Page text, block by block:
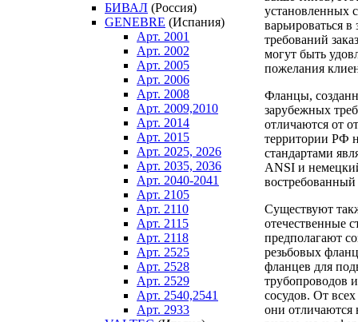
БИВАЛ (Россия)
GENEBRE (Испания)
Арт. 2001
Арт. 2002
Арт. 2005
Арт. 2006
Арт. 2008
Арт. 2009,2010
Арт. 2014
Арт. 2015
Арт. 2025, 2026
Арт. 2035, 2036
Арт. 2040-2041
Арт. 2105
Арт. 2110
Арт. 2115
Арт. 2118
Арт. 2525
Арт. 2528
Арт. 2529
Арт. 2540,2541
Арт. 2933
установленных
варьироваться
требований
могут быть
пожелания
Фланцы,
зарубежных
отличаются от
территории РФ
стандартами
ANSI и
Существуют
отечественные
предполагают
резьбовых
фланцев для
трубопроводов
сосудов. От
они отличаются